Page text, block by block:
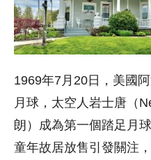
1969年7月20日，美國
月球，太空人岩士唐（
朗）成為第一個踏足月
童年故居放售引發關注